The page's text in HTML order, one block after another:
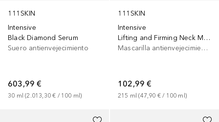
111SKIN
Intensive
Black Diamond Serum
Suero antienvejecimiento
603,99 €
30 ml (2.013,30 € / 100 ml)
111SKIN
Intensive
Lifting and Firming Neck Mask Box
Mascarilla antienvejecimiento
102,99 €
215 ml (47,90 € / 100 ml)